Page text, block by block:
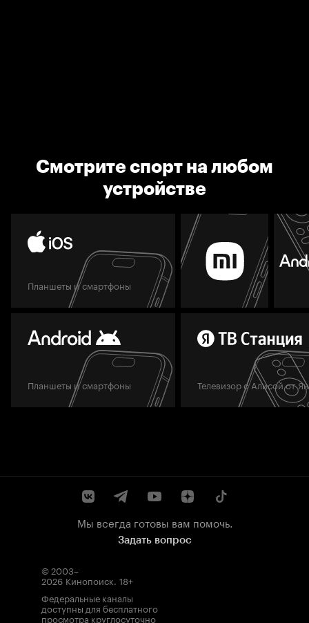
Смотрите спорт на любом
устройстве
Планшеты и смартфоны
Планшеты и смартфоны Телевизор с Алисой от
Мы всегда готовы вам помочь.
Задать вопрос
© 2003–
2026 Кинопоиск. 18+
Федеральные каналы
доступны для бесплатного
просмотра круглосуточно